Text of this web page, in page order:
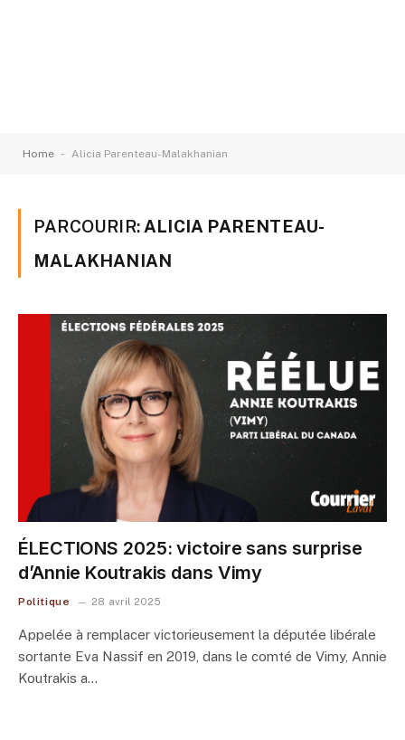
Home - Alicia Parenteau-Malakhanian
PARCOURIR: ALICIA PARENTEAU-
MALAKHANIAN
ÉLECTIONS 2025: victoire sans surprise
d’Annie Koutrakis dans Vimy
Politique 28 avril 2025
Appelée à remplacer victorieusement la députée libérale
sortante Eva Nassif en 2019, dans le comté de Vimy, Annie
Koutrakis a…